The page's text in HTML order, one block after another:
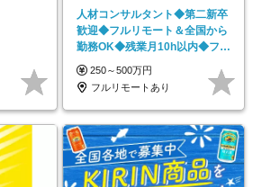
人材コンサルタント◆第二新卒
歓迎◆フルリモート＆全国から
勤務OK◆残業月10h以内◆フレ
ックス制
250～500万円
フルリモートあり